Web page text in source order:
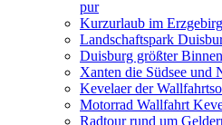
pur
Kurzurlaub im
Landschaftspark
Duisburg größter
Xanten die Südsee und
Kevelaer der
Motorrad Wallfahrt
Radtour rund um